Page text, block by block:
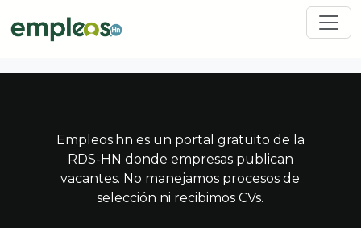
Pasar al contenido principal
Empleos.hn es un portal gratuito de la
RDS-HN donde empresas publican
vacantes. No manejamos procesos de
selección ni recibimos CVs.